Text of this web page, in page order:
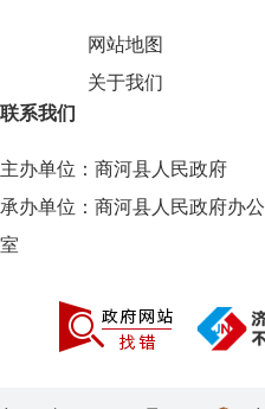
网站地图
关于我们
联系我们
主办单位：商河县人民政府
承办单位：商河县人民政府办公
室